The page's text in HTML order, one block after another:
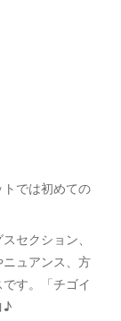
では初めての
セクション、
ュアンス、方
す。「チゴイ
♪